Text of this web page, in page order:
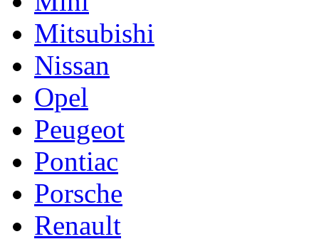
Mitsubishi
Nissan
Opel
Peugeot
Pontiac
Porsche
Renault